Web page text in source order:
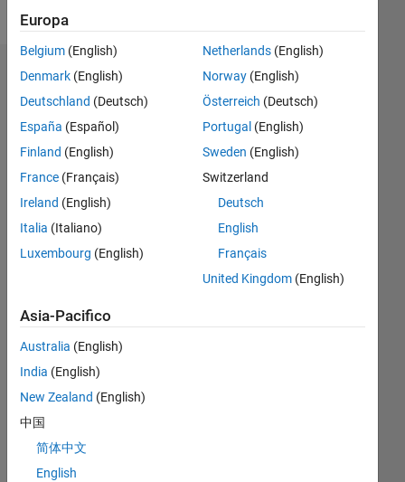
Badge
No
Badges
Earned
Guarda
tutto
Europa
Belgium (English)
Denmark (English)
Deutschland (Deutsch)
España (Español)
Finland (English)
France (Français)
Ireland (English)
Italia (Italiano)
Luxembourg (English)
Netherlands(English)
Norway(English)
Österreich (Deutsch)
Portugal (English)
Sweden (English)
Switzerland
Deutsch
English
Français
United Kingdom(English)
Asia-Pacifico
Australia (English)
India (English)
New Zealand (English)
中国
简体中文
English